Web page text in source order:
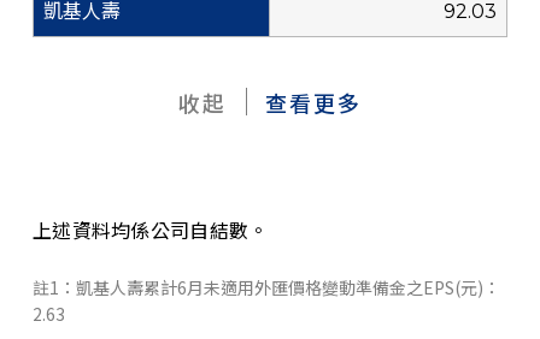
92.03
收起 查看更多
上述資料均係公司自結數。
註1：凱基人壽累計6月未適用外匯價格變動準備金之EPS(元)：
2.63